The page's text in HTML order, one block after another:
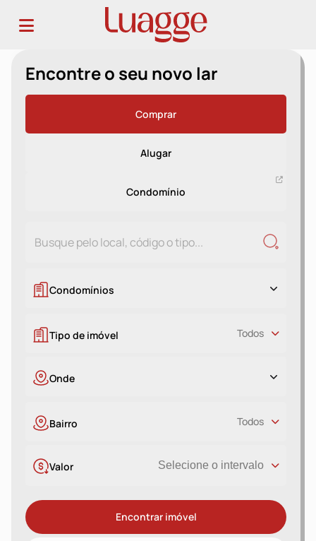
Encontre o seu novo lar
Comprar
Alugar
Condomínio
Condomínios
Tipo de imóvel Todos
Onde
Bairro Todos
Valor Selecione o intervalo
Encontrar imóvel